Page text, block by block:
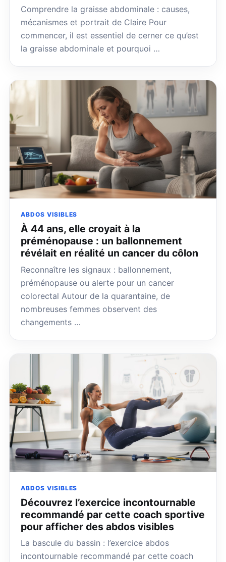
Comprendre la graisse abdominale : causes,
mécanismes et portrait de Claire Pour
commencer, il est essentiel de cerner ce qu’est
la graisse abdominale et pourquoi …
ABDOS VISIBLES
À 44 ans, elle croyait à la
préménopause : un ballonnement
révélait en réalité un cancer du côlon
Reconnaître les signaux : ballonnement,
préménopause ou alerte pour un cancer
colorectal Autour de la quarantaine, de
nombreuses femmes observent des
changements …
ABDOS VISIBLES
Découvrez l’exercice incontournable
recommandé par cette coach sportive
pour afficher des abdos visibles
La bascule du bassin : l’exercice abdos
incontournable recommandé par cette coach